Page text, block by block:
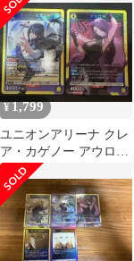
て！
¥1,799
ユニオンアリーナ クレ
ア・カゲノー アウロラ
SR 2枚セット